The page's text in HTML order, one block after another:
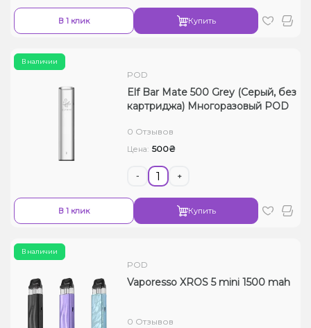
В 1 клик Купить
В наличии
POD
Elf Bar Mate 500 Grey (Серый, без
картриджа) Многоразовый POD
0 Отзывов
Цена: 500₴
- +
В 1 клик Купить
В наличии
POD
Vaporesso XROS 5 mini 1500 mah
0 Отзывов